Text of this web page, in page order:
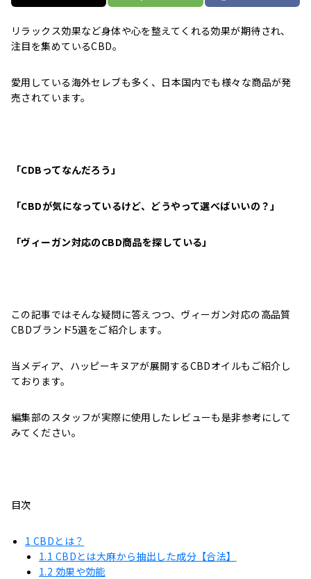
リラックス効果など身体や心を整えてくれる効果が期待され、
注目を集めているCBD。
愛用している海外セレブも多く、日本国内でも様々な商品が発
売されています。
「CDBってなんだろう」
「CBDが気になっているけど、どうやって選べばいいの？」
「ヴィーガン対応のCBD商品を探している」
この記事ではそんな疑問に答えつつ、ヴィーガン対応の高品質
CBDブランド5選をご紹介します。
当メディア、ハッピーキヌアが展開するCBDオイルもご紹介し
ております。
編集部のスタッフが実際に使用したレビューも是非参考にして
みてください。
目次
1 CBDとは？
1.1 CBDとは大麻から抽出した成分【合法】
1.2 効果や効能